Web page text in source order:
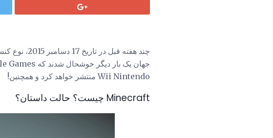
Wii Nintendo منتشر خواهد کرد و همچنین!
Minecraft چیست؟ حالت داستان؟